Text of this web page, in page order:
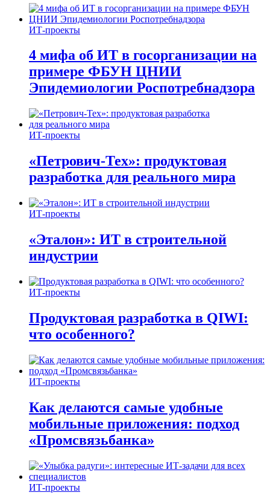
ИТ-проекты
4 мифа об ИТ в госорганизации на
примере ФБУН ЦНИИ
Эпидемиологии Роспотребнадзора
ИТ-проекты
«Петрович-Тех»: продуктовая
разработка для реального мира
ИТ-проекты
«Эталон»: ИТ в строительной
индустрии
ИТ-проекты
Продуктовая разработка в QIWI:
что особенного?
ИТ-проекты
Как делаются самые удобные
мобильные приложения: подход
«Промсвязьбанка»
ИТ-проекты